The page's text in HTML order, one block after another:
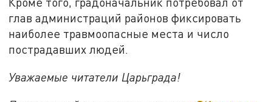
глав администраций районов фиксировать
наиболее травмоопасные места и число
пострадавших людей.
Уважаемые читатели Царьграда!